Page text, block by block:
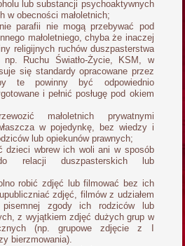
lub substancji psychoaktywnych
w obecności małoletnich;
parafii nie mogą przebywać pod
małoletniego, chyba że inaczej
religijnych ruchów duszpasterstwa
np. Ruchu Światło-Życie, KSM, w
się standardy opracowane przez
te powinny być odpowiednio
i pełnić posługę pod okiem
małoletnich prywatnymi
w pojedynkę, bez wiedzy i
lub opiekunów prawnych;
dzieci wbrew ich woli ani w sposób
relacji duszpasterskich lub
robić zdjęć lub filmować bez ich
zdjęć, filmów z udziałem
pisemnej zgody ich rodziców lub
z wyjątkiem zdjęć dużych grup w
(np. grupowe zdjęcie z I
bierzmowania).